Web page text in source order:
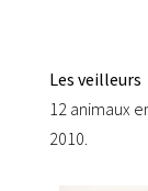
Les veilleurs
12 animaux
2010.